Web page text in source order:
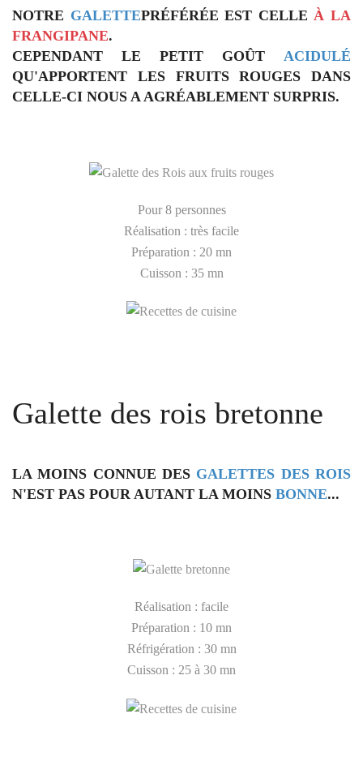
NOTRE GALETTEPRÉFÉRÉE EST CELLEÀ LA
FRANGIPANE.
CEPENDANT LE PETIT GOÛT ACIDULÉ
QU'APPORTENT LES FRUITS ROUGES DANS
CELLE-CI NOUS A AGRÉABLEMENT SURPRIS.
Pour 8 personnes
Réalisation : très facile
Préparation : 20 mn
Cuisson : 35 mn
Galette des rois bretonne
LA MOINS CONNUE DES GALETTES DES ROIS
N'EST PAS POUR AUTANT LA MOINS BONNE...
Réalisation : facile
Préparation : 10 mn
Réfrigération : 30 mn
Cuisson : 25 à 30 mn